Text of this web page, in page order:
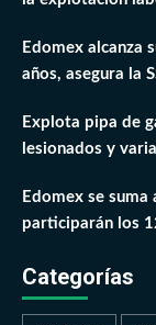
Edomex alcanza
años, asegura la
Explota pipa de
lesionados y
Edomex se
participarán los
Categorías